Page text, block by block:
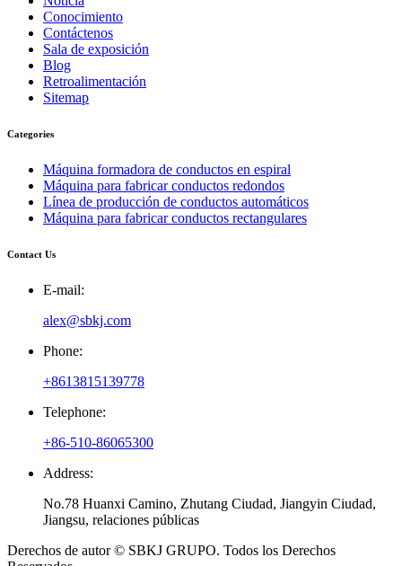
Conocimiento
Contáctenos
Sala de exposición
Blog
Retroalimentación
Sitemap
Categories
Máquina formadora de conductos en espiral
Máquina para fabricar conductos redondos
Línea de producción de conductos automáticos
Máquina para fabricar conductos rectangulares
Contact Us
E-mail:
alex@sbkj.com
Phone:
+8613815139778
Telephone:
+86-510-86065300
Address:
No.78 Huanxi Camino, Zhutang Ciudad, Jiangyin Ciudad,
Jiangsu, relaciones públicas
Derechos de autor © SBKJ GRUPO. Todos los Derechos